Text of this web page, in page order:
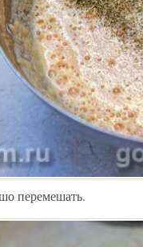
перемешать.